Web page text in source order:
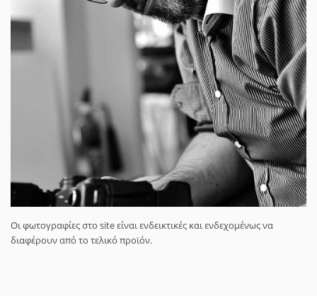
Οι φωτογραφίες στο site είναι ενδεικτικές και ενδεχομένως να
διαφέρουν από το τελικό προϊόν.